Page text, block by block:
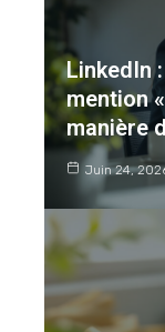
LinkedIn
mention
manière
Juin 24,